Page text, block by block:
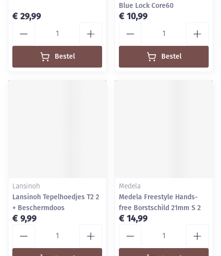
€ 29,99
Bestel
Blue Lock Core60
€ 10,99
Bestel
Lansinoh
Lansinoh Tepelhoedjes T2 2
+ Beschermdoos
€ 9,99
Medela
Medela Freestyle Hands-
free Borstschild 21mm S 2
€ 14,99